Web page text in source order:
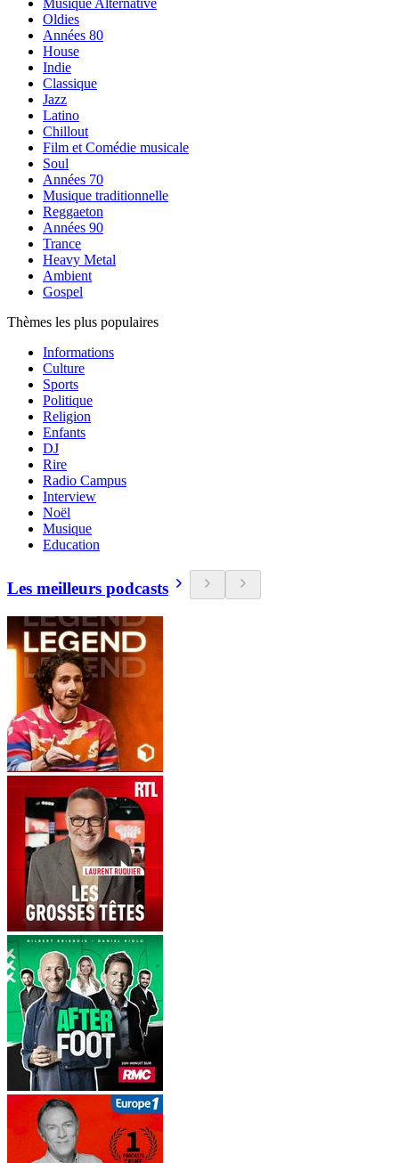
Musique Alternative
Oldies
Années 80
House
Indie
Classique
Jazz
Latino
Chillout
Film et Comédie musicale
Soul
Années 70
Musique traditionnelle
Reggaeton
Années 90
Trance
Heavy Metal
Ambient
Gospel
Thèmes les plus populaires
Informations
Culture
Sports
Politique
Religion
Enfants
DJ
Rire
Radio Campus
Interview
Noël
Musique
Education
Les meilleurs podcasts